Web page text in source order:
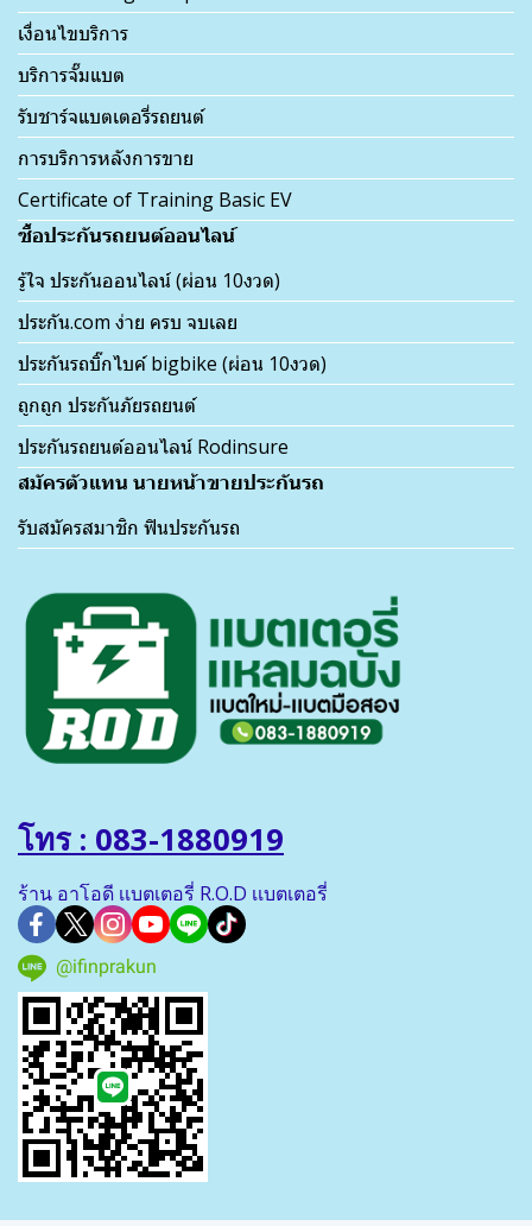
เงื่อนไขบริการ
บริการจั๊มแบต
รับชาร์จแบตเตอรี่รถยนต์
การบริการหลังการขาย
Certificate of Training Basic EV
ซื้อประกันรถยนต์ออนไลน์
รู้ใจ ประกันออนไลน์ (ผ่อน 10งวด)
ประกัน.com ง่าย ครบ จบเลย
ประกันรถบิ๊กไบค์ bigbike (ผ่อน 10งวด)
ถูกถูก ประกันภัยรถยนต์
ประกันรถยนต์ออนไลน์ Rodinsure
สมัครตัวแทน นายหน้าขายประกันรถ
รับสมัครสมาชิก ฟินประกันรถ
โทร : 083-1880919
ร้าน อาโอดี เเบตเตอรี่ R.O.D เเบตเตอรี่
@ifinprakun